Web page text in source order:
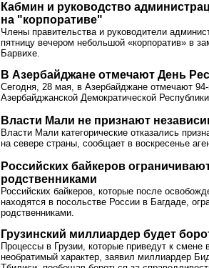
Кабмин и руководство
на "корпоративе"
Члены правительства и руководители
пятницу вечером небольшой «корпоратив» в
Барвихе.
В Азербайджане отмечают День
Сегодня, 28 мая, в Азербайджане отмечают
Азербайджанской Демократической
Власти Мали не признают
Власти Мали категорические отказались
на севере страны, сообщает в воскресенье
Российских байкеров
родственниками
Российских байкеров, которые после
находятся в посольстве России в Багдаде,
родственниками.
Грузинский миллиардер будет
Процессы в Грузии, которые приведут к смене
необратимый характер, заявил миллиардер